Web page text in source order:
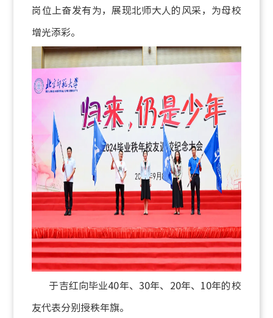
岗位上奋发有为，展现北师大人的风采，为母校
增光添彩。
于吉红向毕业40年、30年、20年、10年的校
友代表分别授秩年旗。